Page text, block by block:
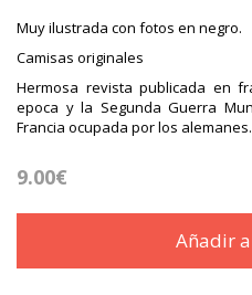
Muy ilustrada con fotos en negro.
Camisas originales
Hermosa revista publicada en
epoca y la Segunda Guerra
Francia ocupada por los
9.00€
Añadir